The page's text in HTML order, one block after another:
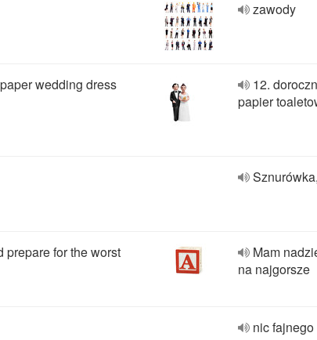
zawody
wedding dress
12.
papier
prepare for the worst
Mam
na najgorsze
nic fajnego